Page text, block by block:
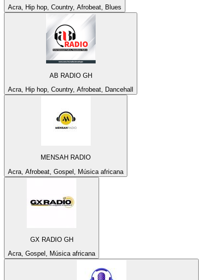
Acra, Hip hop, Country, Afrobeat, Blues
AB RADIO GH
Acra, Hip hop, Country, Afrobeat, Dancehall
MENSAH RADIO
Acra, Afrobeat, Gospel, Música africana
GX RADIO GH
Acra, Gospel, Música africana